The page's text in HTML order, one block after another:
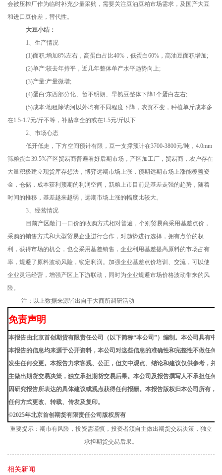
会被压榨厂作为临时补充少量采购，需要关注豆油豆粕市场需求，及国产大豆
和进口豆价差，替代性。
大豆小结：
1、生产情况
(1)面积:增加8%左右，高蛋白占比40%，低蛋白60%，高油豆面积增加;
(2)单产:较去年持平，近几年整体单产水平趋势向上;
(3)产量:产量微增;
(4)蛋白:东西部分化、暂不明朗、早熟豆整体下降1个蛋白左右;
(5)成本:地租除讷河以外均有不同程度下降，农资不变，种植单斤成本多
在1.5-1.7元/斤不等，补贴拿全的或在1.5元/斤以下
2、市场心态
低开低走，下方空间预计有限，豆一支撑预计在3700-3800元/吨，4.0mm
筛粮蛋白39.5%产区贸易商普遍看好后期市场，产区加工厂，贸易商，农户存在
大量积极建立现货库存想法，博弈远期市场上涨，预期远期市场上涨能覆盖资
金，仓储，成本获利预期的利润空间，新粮上市目前是基差走强的趋势，随着
时间的推移，基差越来越弱，远期市场上涨的幅度比较大。
3、经营情况
目前产区敞门一口价的收购方式相对普遍，个别贸易商采用基差点价，
采购的销售方式和大型贸易企业进行合作，对趋势进行选择，拥有点价的权
利，获得市场的机会，也会采用基差销售，企业利用基差提高原料的市场占有
率，规避了原料波动风险，锁定利润。加强企业基差点价培训、交流，可以使
企业灵活经营，增强产区上下游联动，同时为企业规避市场价格波动带来的风
险。
注：以上数据来源皆出自于大商所调研活动
免责声明
本报告由北京首创期货有限责任公司（以下简称“本公司”）编制。本公司具有中
本报告的信息均来源于公开资料，本公司对这些信息的准确性和完整性不做任何
发生任何变更。本报告力求客观、公正，但文中观点、结论和建议仅供参考，并
主做出期货交易决策，独立承担期货交易后果。本公司及报告撰写人不承担任何
因研究报告所表达的具体建议或观点获得任何报酬。本报告版权归本公司所有，
任何方式更改、转载、传发及复印。
©2025年北京首创期货有限责任公司版权所有
重要提示： 期市有风险，投资需谨慎，投资者须自主做出期货交易决策，独立
承担期货交易后果。
相关新闻